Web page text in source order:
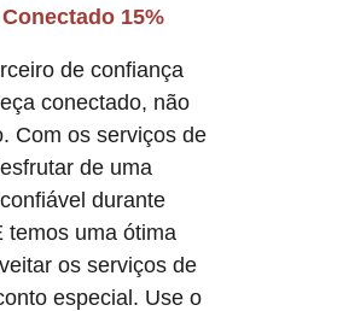
15%
de confiança
conectado, não
Com os serviços de
de uma
durante
temos uma ótima
os serviços de
especial. Use o